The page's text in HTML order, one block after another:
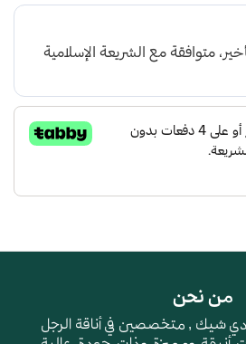
من نحن
شيك , متخصصين في أناقة الرجل